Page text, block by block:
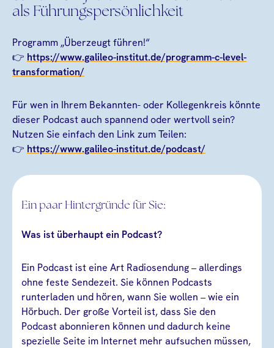
als Führungspersönlichkeit
Programm „Überzeugt führen!“
👉 https://www.galileo-institut.de/programm-c-level-
transformation/
Für wen in Ihrem Bekannten- oder Kollegenkreis könnte
dieser Podcast auch spannend oder wertvoll sein?
Nutzen Sie einfach den Link zum Teilen:
👉 https://www.galileo-institut.de/podcast/
Ein paar Hintergründe für Sie:
Was ist überhaupt ein Podcast?
Ein Podcast ist eine Art Radiosendung – allerdings
ohne feste Sendezeit. Sie können Podcasts
runterladen und hören, wann Sie wollen – wie ein
Hörbuch. Der große Vorteil ist, dass Sie den
Podcast abonnieren können und dadurch keine
spezielle Seite im Internet mehr aufsuchen müssen,